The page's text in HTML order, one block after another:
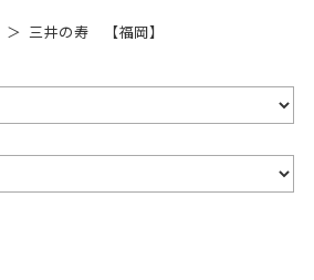
三井の寿 【福岡】